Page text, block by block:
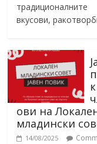
традиционалните
вкусови,
ови на
младински
14/08/2025